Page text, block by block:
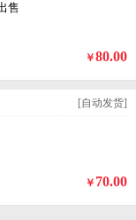
售
￥80.00
[自动发货]
￥ 70.00